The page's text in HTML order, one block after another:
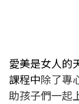
愛美是女人的
課程中除了專
助孩子們一起